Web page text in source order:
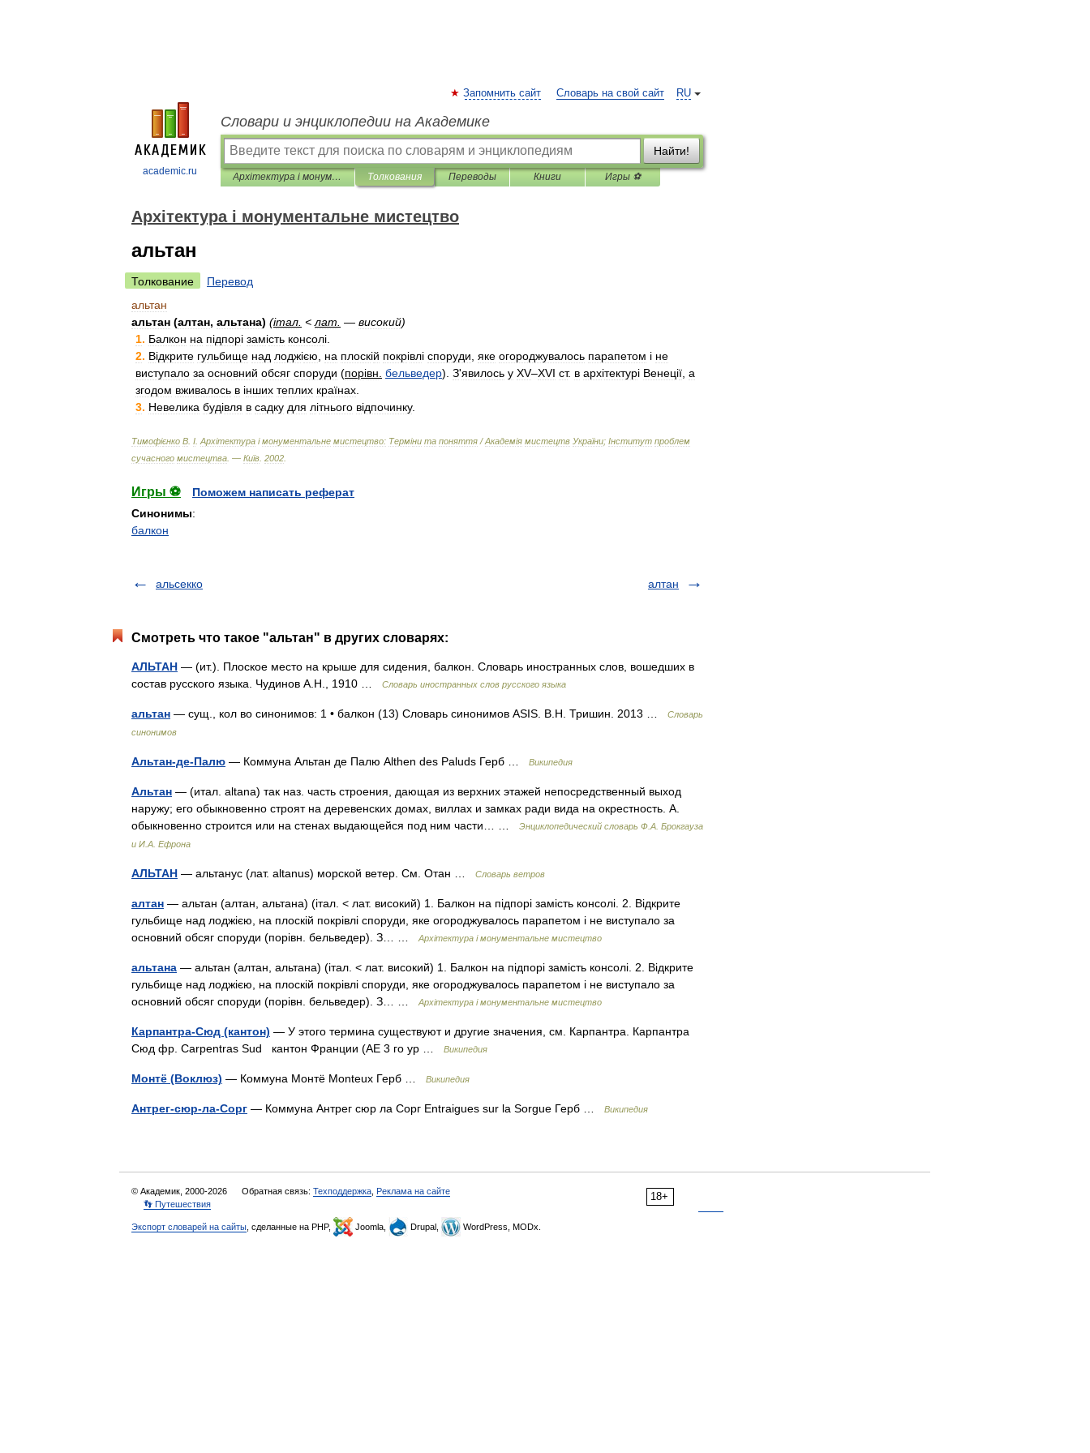
academic.ru
RU
Запомнить сайт Словарь на свой сайт
Словари и энциклопедии на Академике
Найти!
Архітектура і монументальне мистецтво Толкования Переводы Книги Игры ⚽
Архітектура і монументальне мистецтво
альтан
Толкование
Перевод
альтан
альтан (алтан, альтана) (італ < лат — високий)
1. Балкон на підпорі замість консолі.
2. Відкрите гульбище над лоджією на плоскій покрівлі споруди яке огороджувалось парапетом і не
виступало за основний обсяг споруди (порівн бельведер). З'явилось у XV–XVI ст. в архітектурі Венеції а
згодом вживалось в інших теплих країнах
3. Невелика будівля в садку для літнього відпочинку.
Тимофієнко В І Архітектура імонументальне мистецтво: Терміни та поняття /Академія мистецтв України; Інститут проблем
сучасного мистецтва . — Київ 2002
Игры ⚽
Поможем написать реферат
Синонимы:
балкон
альсекко алтан
Смотреть что такое "альтан" в других словарях:
АЛЬТАН — (ит.). Плоское место на крыше для сидения, балкон. Словарь иностранных слов, вошедших в
состав русского языка. Чудинов А.Н., 1910 …
Словарь иностранных слов русского языка
альтан — сущ., кол во синонимов: 1 • балкон (13) Словарь синонимов ASIS. В.Н. Тришин. 2013 …
Словарь
синонимов
Альтан-де-Палю — Коммуна Альтан де Палю Althen des Paluds Герб … Википедия
Альтан — (итал. altana) так наз. часть строения, дающая из верхних этажей непосредственный выход
наружу; его обыкновенно строят на деревенских домах, виллах и замках ради вида на окрестность. А.
обыкновенно строится или на стенах выдающейся под ним части… …
Энциклопедический словарь Ф.А. Брокгауза
и И.А. Ефрона
АЛЬТАН — альтанус (лат. altanus) морской ветер. См. Отан … Словарь ветров
алтан — альтан (алтан, альтана) (італ. < лат. високий) 1. Балкон на підпорі замість консолі. 2. Відкрите
гульбище над лоджією, на плоскій покрівлі споруди, яке огороджувалось парапетом і не виступало за
основний обсяг споруди (порівн. бельведер). З… …
Архітектура і монументальне мистецтво
альтана — альтан (алтан, альтана) (італ. < лат. високий) 1. Балкон на підпорі замість консолі. 2. Відкрите
гульбище над лоджією, на плоскій покрівлі споруди, яке огороджувалось парапетом і не виступало за
основний обсяг споруди (порівн. бельведер). З… …
Архітектура і монументальне мистецтво
Карпантра-Сюд (кантон) — У этого термина существуют и другие значения, см. Карпантра. Карпантра
Сюд фр. Carpentras Sud кантон Франции (АЕ 3 го ур …
Википедия
Монтё (Воклюз) — Коммуна Монтё Monteux Герб … Википедия
Антрег-сюр-ла-Сорг — Коммуна Антрег сюр ла Сорг Entraigues sur la Sorgue Герб … Википедия
18+
© Академик, 2000-2026 Обратная связь: Техподдержка Реклама на сайте
👣 Путешествия
Экспорт словарей на сайты , сделанные на PHP, Joomla, Drupal, WordPress, MODx.